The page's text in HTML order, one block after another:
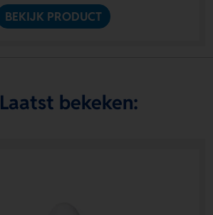
BEKIJK PRODUCT
Laatst bekeken: